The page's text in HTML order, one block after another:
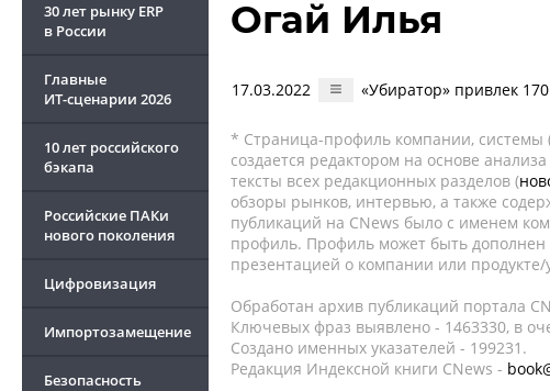
30 лет рынку ERP
в России
Главные
ИТ-сценарии 2026
10 лет российского
бэкапа
Российские ПАКи
нового поколения
Цифровизация
Импортозамещение
Безопасность
Огай Илья
17.03.2022 «Убиратор» привлек
* Страница-профиль компании, системы
создается редактором на основе
тексты всех редакционных разделов (
обзоры рынков, интервью, а также
публикаций на CNews было с именем
профиль. Профиль может быть
презентацией о компании или продукте/
Обработан архив публикаций портала
Ключевых фраз выявлено - 1463330, в
Создано именных указателей - 199231.
Редакция Индексной книги CNews -